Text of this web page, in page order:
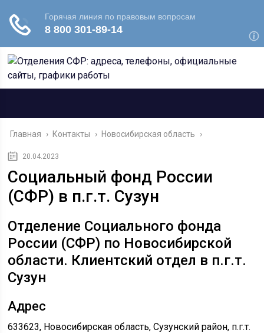
Главная › Контакты › Новосибирская область ›
20.04.2023
Социальный фонд России
(СФР) в п.г.т. Сузун
Отделение Социального фонда
России (СФР) по Новосибирской
области. Клиентский отдел в п.г.т.
Сузун
Адрес
633623, Новосибирская область, Сузунский район, п.г.т.